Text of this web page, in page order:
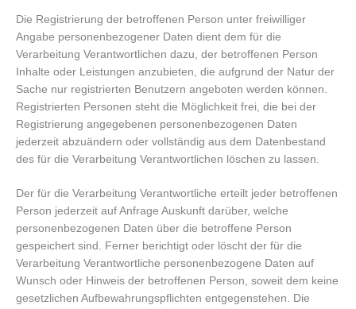
Die Registrierung der betroffenen Person unter freiwilliger
Angabe personenbezogener Daten dient dem für die
Verarbeitung Verantwortlichen dazu, der betroffenen Person
Inhalte oder Leistungen anzubieten, die aufgrund der Natur der
Sache nur registrierten Benutzern angeboten werden können.
Registrierten Personen steht die Möglichkeit frei, die bei der
Registrierung angegebenen personenbezogenen Daten
jederzeit abzuändern oder vollständig aus dem Datenbestand
des für die Verarbeitung Verantwortlichen löschen zu lassen.
Der für die Verarbeitung Verantwortliche erteilt jeder betroffenen
Person jederzeit auf Anfrage Auskunft darüber, welche
personenbezogenen Daten über die betroffene Person
gespeichert sind. Ferner berichtigt oder löscht der für die
Verarbeitung Verantwortliche personenbezogene Daten auf
Wunsch oder Hinweis der betroffenen Person, soweit dem keine
gesetzlichen Aufbewahrungspflichten entgegenstehen. Die